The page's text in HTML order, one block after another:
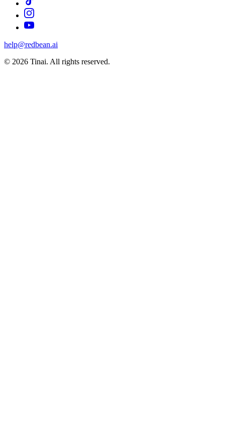
help@redbean.ai
© 2026 Tinai. All rights reserved.